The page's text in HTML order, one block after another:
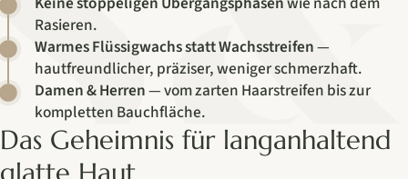
Rasieren.
Warmes Flüssigwachs statt Wachsstreifen—
hautfreundlicher, präziser, weniger schmerzhaft.
Damen & Herren— vom zarten Haarstreifen bis zur
kompletten Bauchfläche.
Das Geheimnis für langanhaltend